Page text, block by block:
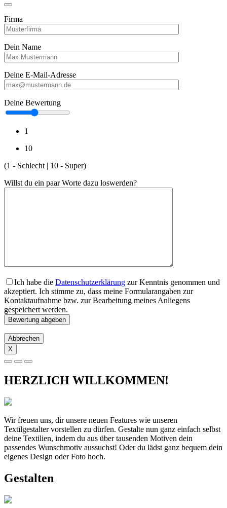
Firma
Dein Name
Deine E-Mail-Adresse
Deine Bewertung
1
10
(1 - Schlecht | 10 - Super)
Willst du ein paar Worte dazu loswerden?
Ich habe die Datenschutzerklärung zur Kenntnis genommen und
akzeptiert. Ich stimme zu, dass meine Formularangaben zur
Kontaktaufnahme bzw. zur Bearbeitung meines Anliegens
gespeichert werden.
Abbrechen
X
HERZLICH WILLKOMMEN!
Wir freuen uns, dir unsere neuen Features wie unseren
Textilgestalter vorstellen zu dürfen. Gestalte nun ganz einfach selbst
deine Textilien, indem du aus über tausenden Motiven dein
passendes Wunschmotiv aussuchst! Oder du lädst ganz bequem dein
eigenes Design oder Foto hoch.
Gestalten